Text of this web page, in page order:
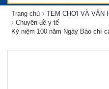
Trang chủ TEM CHƠI VÀ VĂN
Chuyên đề y tế
Kỷ niệm 100 năm Ngày Báo chí